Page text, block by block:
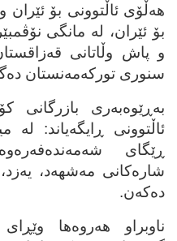
هه‌ڵۆی ئاڵتوونی بۆ
بۆ ئێران، له‌ مانگی
و پاش وڵاتانی
سنوری تورکه‌مه‌نستان
به‌ڕێوه‌به‌ری بازرگانی
ئاڵتوونی ڕایگه‌یاند: له‌
ڕێگای
شاره‌کانی مه‌شهه‌د،
ده‌که‌ن.
ناوبراو هه‌روه‌ها